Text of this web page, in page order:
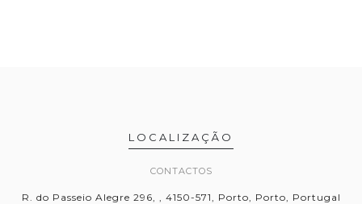
LOCALIZAÇÃO
CONTACTOS
R. do Passeio Alegre 296, , 4150-571, Porto, Porto, Portugal